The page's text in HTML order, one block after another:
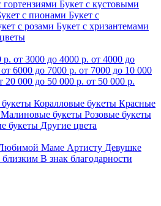
гортензиями Букет с кустовыми
с пионами Букет с
с розами Букет с хризантемами
р. от 3000 до 4000 р. от 4000 до
от 6000 до 7000 р. от 7000 до 10 000
20 000 до 50 000 р. от 50 000 р.
Коралловые букеты Красные
Малиновые букеты Розовые букеты
букеты Другие цвета
Маме Артисту Девушке
В знак благодарности